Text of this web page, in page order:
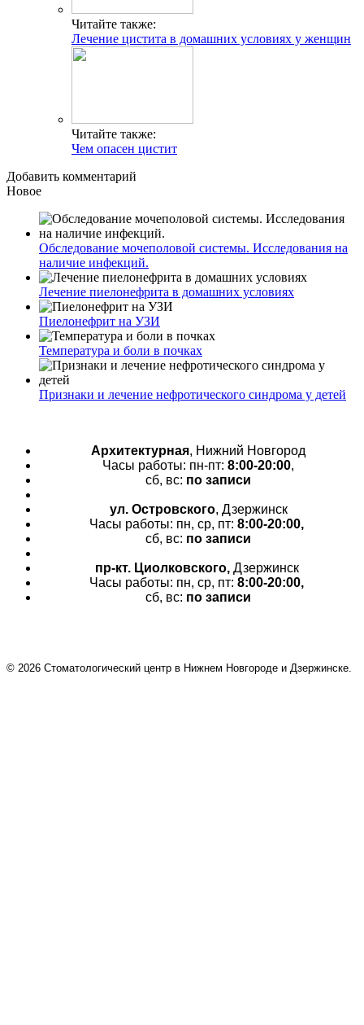
Читайте также:
Лечение цистита в домашних условиях у женщин
Читайте также:
Чем опасен цистит
Добавить комментарий
Новое
Обследование мочеполовой системы. Исследования на
наличие инфекций.
Лечение пиелонефрита в домашних условиях
Пиелонефрит на УЗИ
Температура и боли в почках
Признаки и лечение нефротического синдрома у детей
Архитектурная, Нижний Новгород
Часы работы: пн-пт: 8:00-20:00,
сб, вс: по записи
ул. Островского, Дзержинск
Часы работы: пн, ср, пт: 8:00-20:00,
сб, вс: по записи
пр-кт. Циолковского, Дзержинск
Часы работы: пн, ср, пт: 8:00-20:00,
сб, вс: по записи
© 2026 Cтоматологический центр в Нижнем Новгороде и Дзержинске.